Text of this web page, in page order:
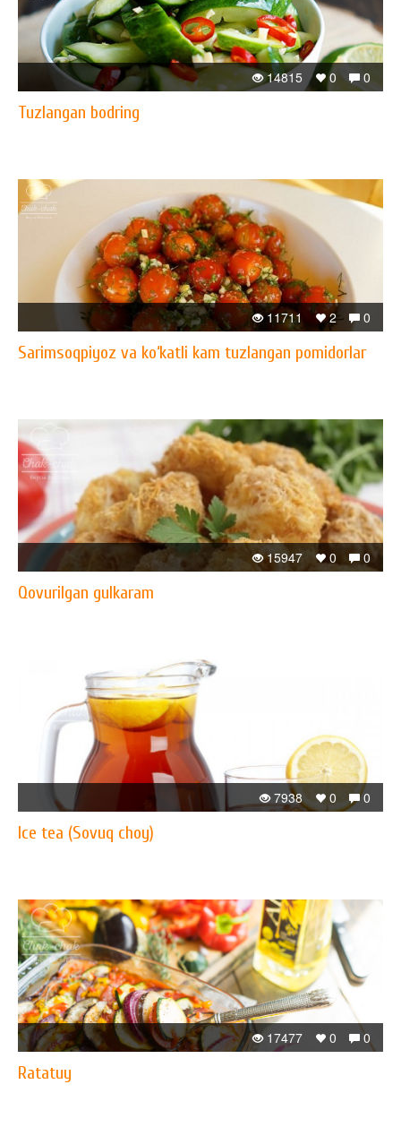
0
0
14815
Tuzlangan bodring
0
2
11711
Sarimsoqpiyoz va ko‘katli kam tuzlangan pomidorlar
0
0
15947
Qovurilgan gulkaram
0
0
7938
Ice tea (Sovuq choy)
0
0
17477
Ratatuy